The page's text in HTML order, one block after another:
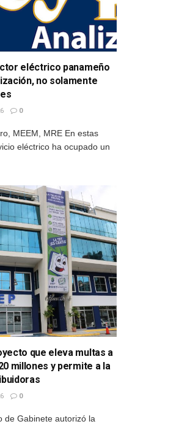
eléctrico panameño
no solamente
0
MEEM, MRE En estas
eléctrico ha ocupado un
que eleva multas a
millones y permite a la
0
de Gabinete autorizó la